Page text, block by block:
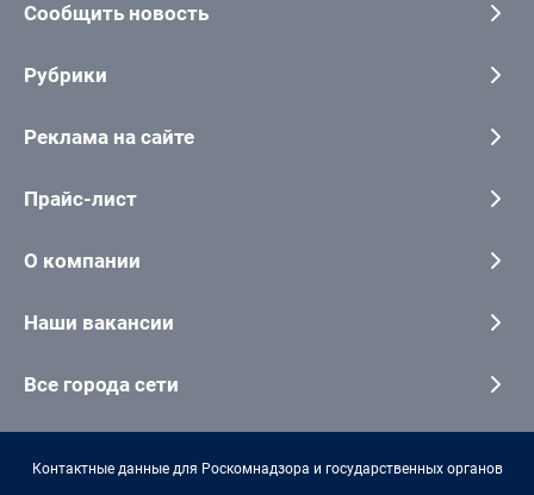
Сообщить новость
Рубрики
Реклама на сайте
Прайс-лист
О компании
Наши вакансии
Все города сети
Контактные данные для Роскомнадзора и государственных органов